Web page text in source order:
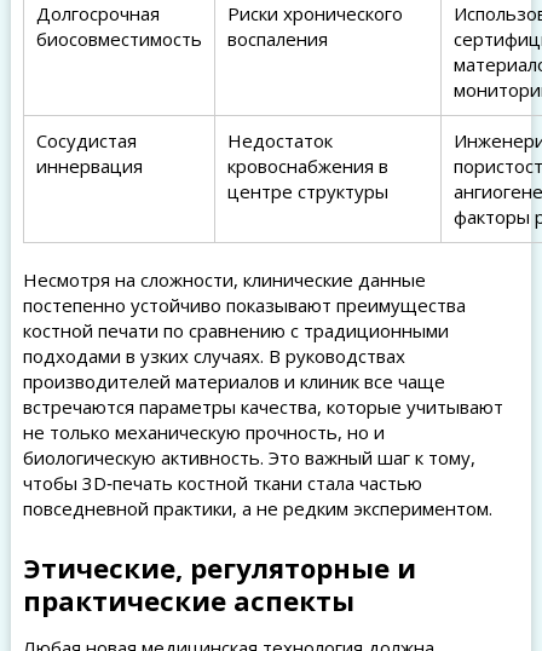
Долгосрочная
биосовместимость
Риски хронического
воспаления
Сосудистая
иннервация
Недостаток
кровоснабжения в
центре структуры
факторы
Несмотря на сложности, клинические данные
постепенно устойчиво показывают преимущества
костной печати по сравнению с традиционными
подходами в узких случаях. В руководствах
производителей материалов и клиник все чаще
встречаются параметры качества, которые учитывают
не только механическую прочность, но и
биологическую активность. Это важный шаг к тому,
чтобы 3D‑печать костной ткани стала частью
повседневной практики, а не редким экспериментом.
Этические, регуляторные и
практические аспекты